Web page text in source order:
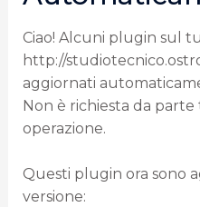
Ciao! Alcuni plugin sul
http://
aggiornati
Non è richiesta da
operazione.
Questi plugin ora sono
versione: